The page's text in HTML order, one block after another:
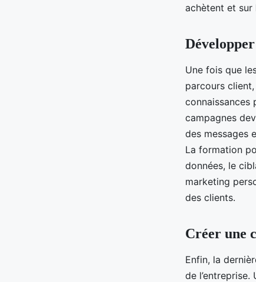
achètent et sur
Une fois que
parcours
connaissances
campagnes
des messages
La formation
données, le
marketing
des clients.
Créer une
Enfin, la
de